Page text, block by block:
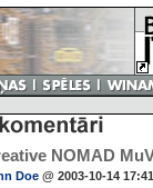
NOMAD
Doe @ 2003-10-14 17:41